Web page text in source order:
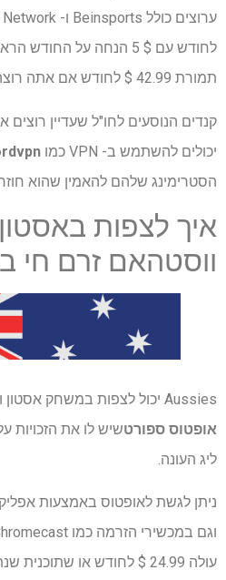
לחודש עם $ 5 הנחה על
תמורת 42.99 $ לחודש אם אתה רוצה לצפות ב- 4K.
קנדים הנוסעים לחו"ל שעדיין
יכולים להשתמש ב- VPN כמו
הסטרימינג שלהם להאמין שהוא
איך לצפות
ווסטהאם זרם חי
Aussies יכול לצפות במשחק אסטון וילה לעומת ווסטהאם
אופטוס ספורט
ליג העונה.
ניתן לגשת לאופטוס באמצעות
עולה 24.99 $ לחודש או שתוכנית שנתית היא 299.98 $.